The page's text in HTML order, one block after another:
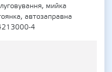
мийка
автозаправна
4